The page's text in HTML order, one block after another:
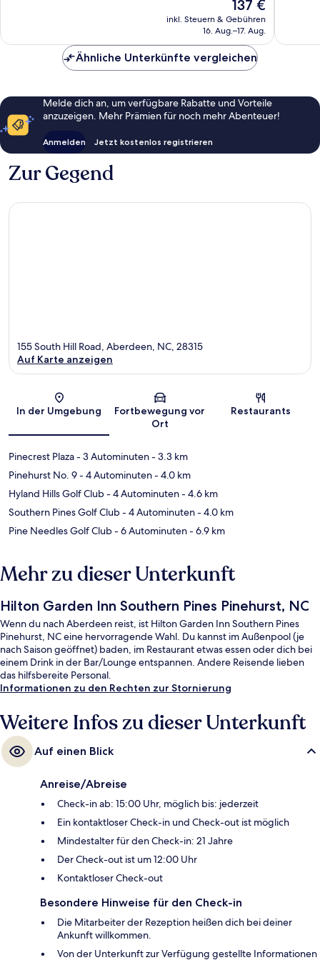
Preis
beträgt
137 €
inkl. Steuern & Gebühren
16. Aug.–17. Aug.
Ähnliche Unterkünfte vergleichen
Melde dich an, um verfügbare Rabatte und Vorteile
anzuzeigen. Mehr Prämien für noch mehr Abenteuer!
Anmelden Jetzt kostenlos registrieren
Zur Gegend
Karte
155 South Hill Road, Aberdeen, NC, 28315
Auf Karte anzeigen
In der Umgebung
Fortbewegung vor
Ort
Restaurants
Pinecrest Plaza- 3 Autominuten- 3.3 km
Pinehurst No. 9- 4 Autominuten- 4.0 km
Hyland Hills Golf Club- 4 Autominuten- 4.6 km
Southern Pines Golf Club- 4 Autominuten- 4.0 km
Pine Needles Golf Club- 6 Autominuten- 6.9 km
Mehr zu dieser Unterkunft
Hilton Garden Inn Southern Pines Pinehurst, NC
Wenn du nach Aberdeen reist, ist Hilton Garden Inn Southern Pines
Pinehurst, NC eine hervorragende Wahl. Du kannst im Außenpool (je
nach Saison geöffnet) baden, im Restaurant etwas essen oder dich bei
einem Drink in der Bar/Lounge entspannen. Andere Reisende lieben
das hilfsbereite Personal.
Informationen zu den Rechten zur Stornierung
Weitere Infos zu dieser Unterkunft
Auf einen Blick
Anreise/Abreise
Check-in ab: 15:00 Uhr, möglich bis: jederzeit
Ein kontaktloser Check-in und Check-out ist möglich
Mindestalter für den Check-in: 21 Jahre
Der Check-out ist um 12:00 Uhr
Kontaktloser Check-out
Besondere Hinweise für den Check-in
Die Mitarbeiter der Rezeption heißen dich bei deiner
Ankunft willkommen.
Von der Unterkunft zur Verfügung gestellte Informationen